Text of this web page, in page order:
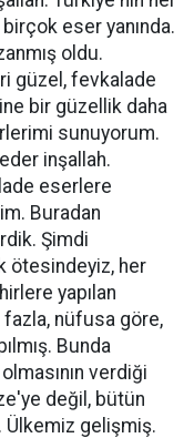
eser yanında.
oldu.
güzel, fevkalade
bir güzellik daha
sunuyorum.
inşallah.
eserlere
Buradan
Şimdi
ötesindeyiz, her
yapılan
fazla, nüfusa göre,
Bunda
verdiği
değil, bütün
Ülkemiz gelişmiş.